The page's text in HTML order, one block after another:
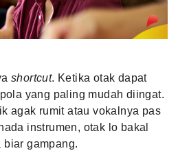
shortcut. Ketika otak dapat
yang paling mudah diingat.
agak rumit atau vokalnya pas
instrumen, otak lo bakal
biar gampang.